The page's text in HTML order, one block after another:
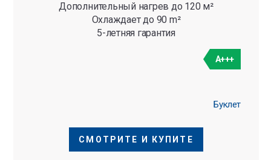
Дополнительный нагрев до 120 м²
Охлаждает до 90 m²
5-летняя гарантия
A+++
Буклет
СМОТРИТЕ И КУПИТЕ